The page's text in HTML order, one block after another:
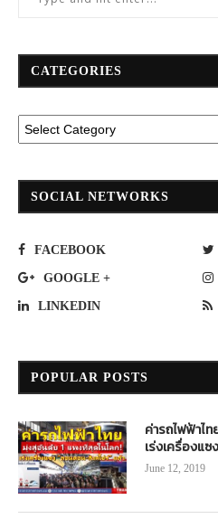
CATEGORIES
SOCIAL NETWORKS
FACEBOOK
GOOGLE +
LINKEDIN
POPULAR POSTS
ค่ารถไฟฟ้าไ
เร่งเครื่องแ
June 12, 2019